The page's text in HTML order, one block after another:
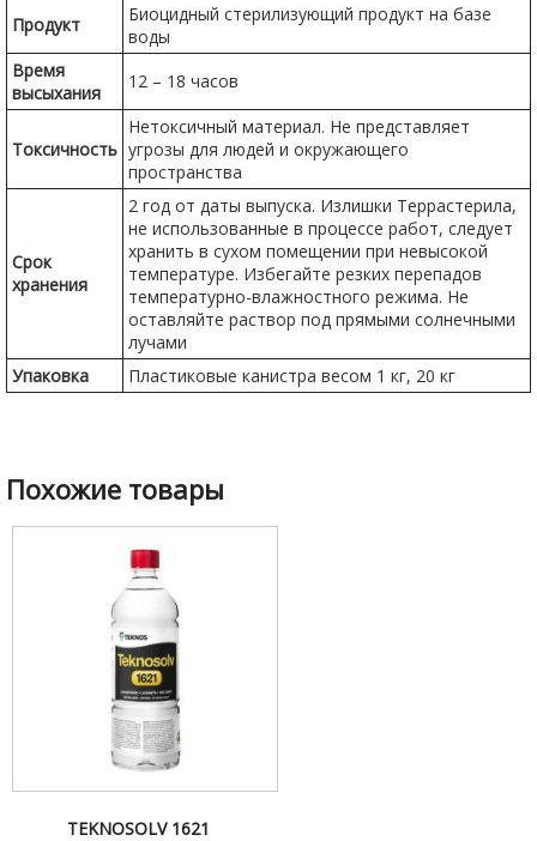
Продукт
Биоцидный стерилизующий продукт на базе
воды
Время
высыхания
12 – 18 часов
Токсичность
Нетоксичный материал. Не представляет
угрозы для людей и окружающего
пространства
Срок
хранения
2 год от даты выпуска. Излишки Террастерила,
не использованные в процессе работ, следует
хранить в сухом помещении при невысокой
температуре. Избегайте резких перепадов
температурно-влажностного режима. Не
оставляйте раствор под прямыми солнечными
лучами
Упаковка
Пластиковые канистра весом 1 кг, 20 кг
Похожие товары
ТEKNOSOLV 1621